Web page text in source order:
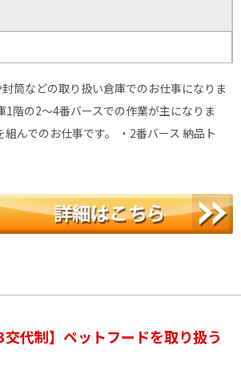
筒などの取り扱い倉庫でのお仕事になりま
1階の2～4番バースでの作業が主になりま
んでのお仕事です。 ・2番バース 納品ト
交代制】ペットフードを取り扱う